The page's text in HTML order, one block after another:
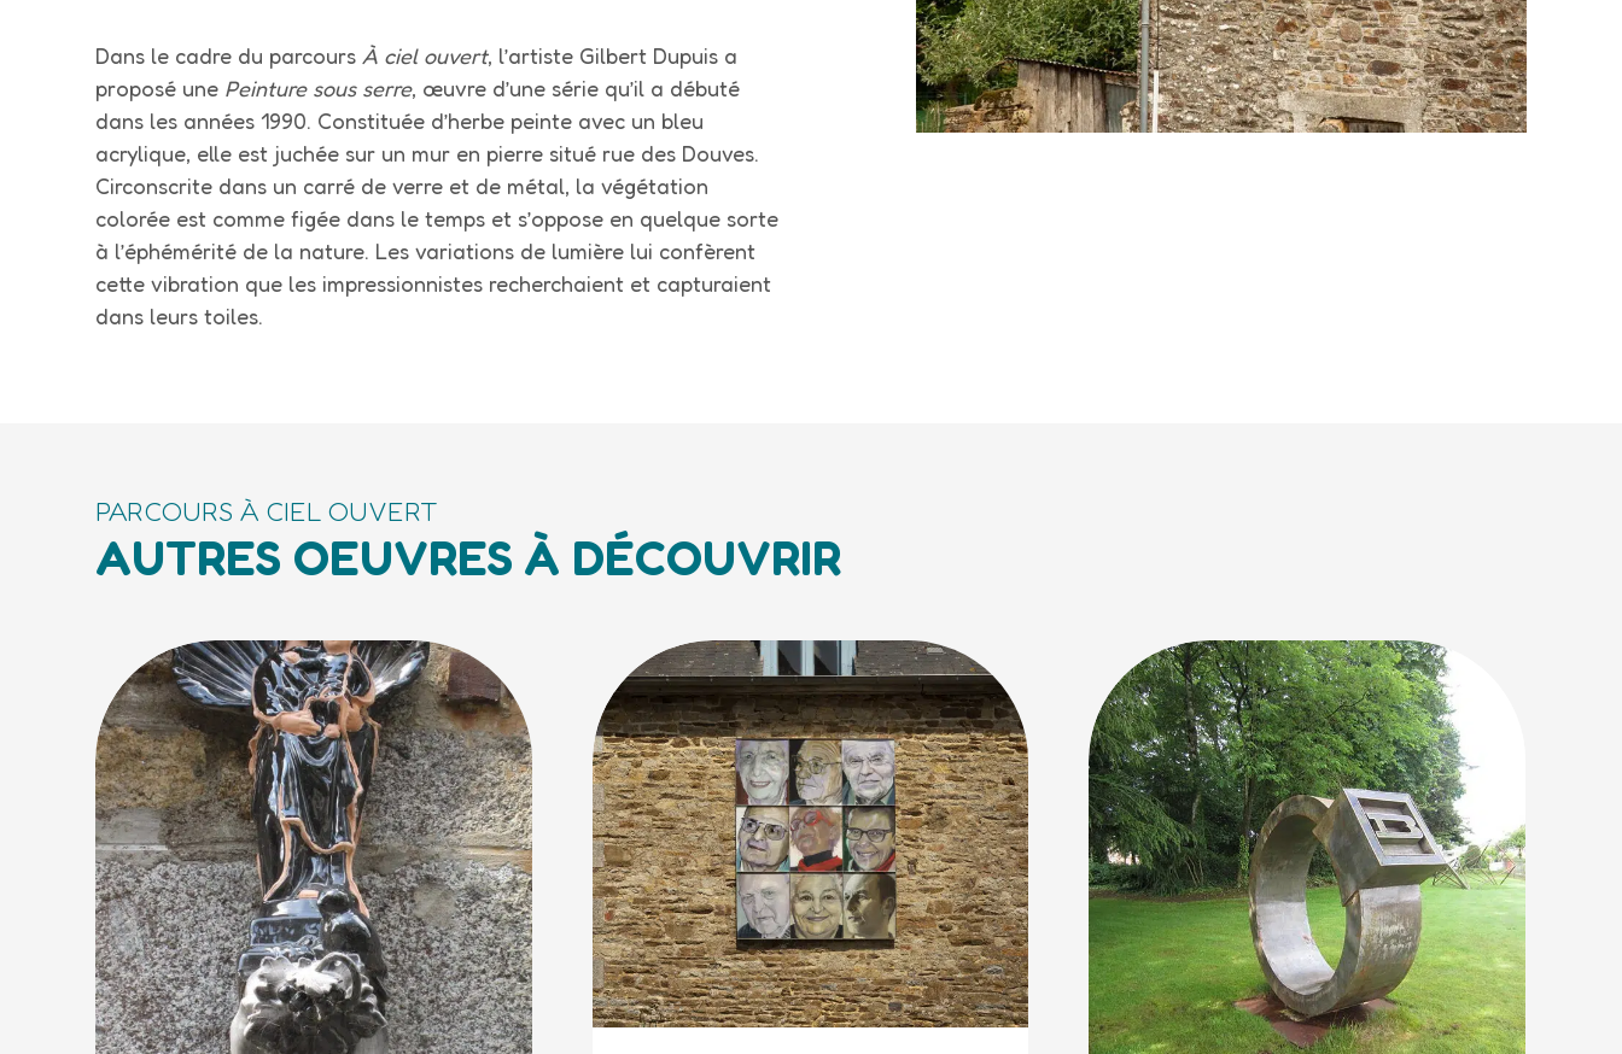
Dans le cadre du parcours À ciel ouvert, l’artiste Gilbert Dupuis a
proposé une Peinture sous serre, œuvre d’une série qu’il a débuté
dans les années 1990. Constituée d’herbe peinte avec un bleu
acrylique, elle est juchée sur un mur en pierre situé rue des Douves.
Circonscrite dans un carré de verre et de métal, la végétation
colorée est comme figée dans le temps et s’oppose en quelque sorte
à l’éphémérité de la nature. Les variations de lumière lui confèrent
cette vibration que les impressionnistes recherchaient et capturaient
dans leurs toiles.
PARCOURS À CIEL OUVERT
AUTRES OEUVRES À DÉCOUVRIR